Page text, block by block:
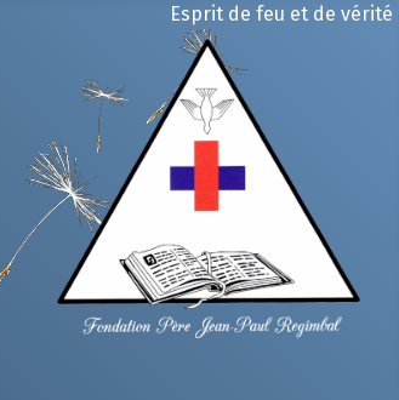
Esprit de feu et de vérité